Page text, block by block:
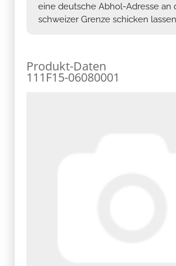
eine deutsche Abhol-Adresse an
schweizer Grenze schicken
Produkt-Daten
111F15-06080001